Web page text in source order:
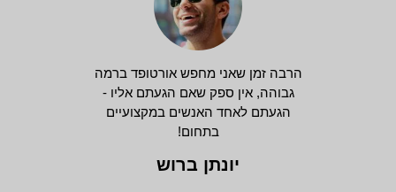
הרבה זמן שאני מחפש אורטופד ברמה
גבוהה, אין ספק שאם הגעתם אליו -
הגעתם לאחד האנשים במקצועיים
בתחום!
יונתן ברוש